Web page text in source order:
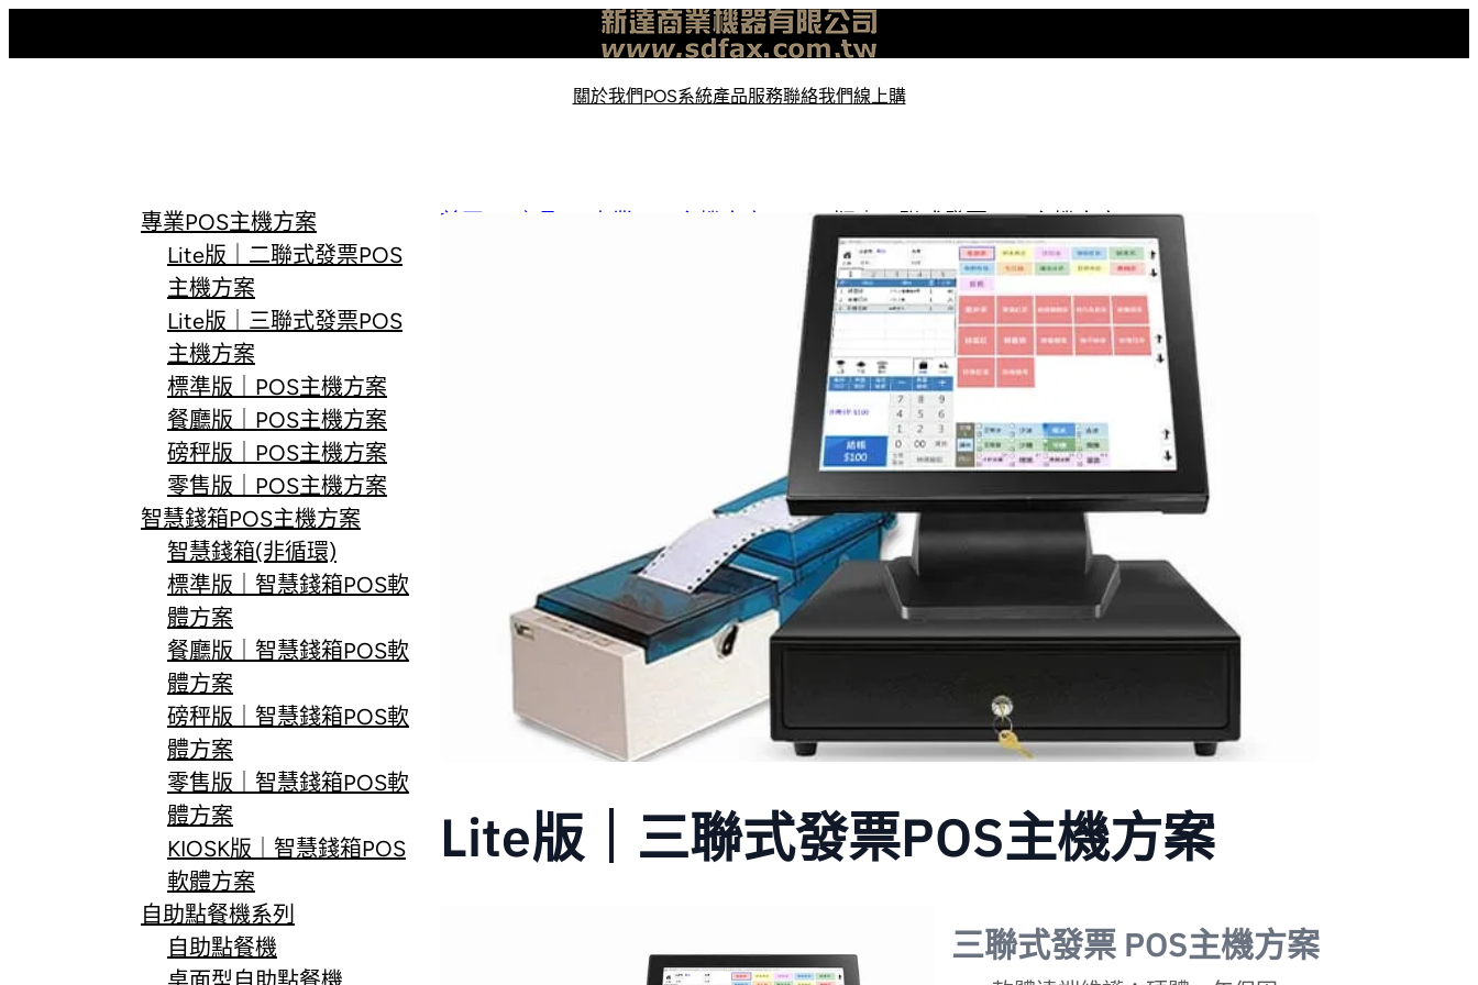
至
關於我們POS系統產品服務聯絡我們線上購
專業POS主機方案
Lite版｜二聯式發票POS
主機方案
Lite版｜三聯式發票POS
主機方案
標準版｜POS主機方案
餐廳版｜POS主機方案
磅秤版｜POS主機方案
零售版｜POS主機方案
智慧錢箱POS主機方案
智慧錢箱(非循環)
標準版｜智慧錢箱POS軟
體方案
餐廳版｜智慧錢箱POS軟
體方案
磅秤版｜智慧錢箱POS軟
體方案
零售版｜智慧錢箱POS軟
體方案
KIOSK版｜智慧錢箱POS
軟體方案
自助點餐機系列
自助點餐機
首頁 Lite版｜三聯式發票POS主機方案
Lite版｜三聯式發票POS主機方案
三聯式發票 POS主機方案